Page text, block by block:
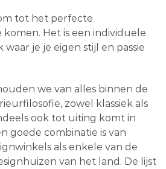
tot het perfecte
Het is een individuele
je je eigen stijl en passie
we van alles binnen de
zowel klassiek als
ook tot uiting komt in
goede combinatie is van
als enkele van de
van het land. De lijst